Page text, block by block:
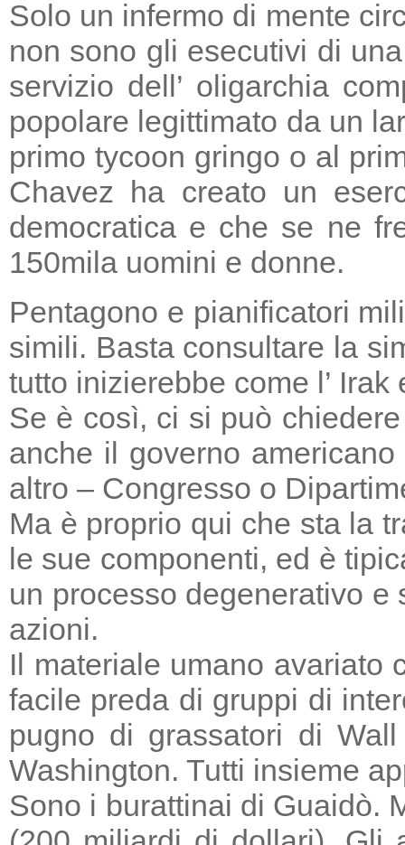
Solo un infermo di mente
non sono gli esecutivi di
servizio dell’ oligarchia
popolare legittimato da un
primo tycoon gringo o al
Chavez ha creato un
democratica e che se ne
150mila uomini e donne.
Pentagono e pianificatori
simili. Basta consultare la
tutto inizierebbe come l’
Se è così, ci si può
anche il governo
altro – Congresso o
Ma è proprio qui che sta la
le sue componenti, ed è
un processo degenerativo
azioni.
Il materiale umano avariato
facile preda di gruppi di
pugno di grassatori di
Washington. Tutti insieme
Sono i burattinai di Guaidò.